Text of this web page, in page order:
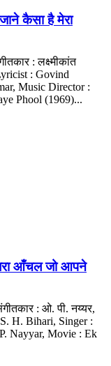
कैसा है मेरा
: लक्ष्मीकांत
: Govind
Music Director :
Phool (1969)...
आँचल जो आपने
: ओ. पी. नय्यर,
H. Bihari, Singer :
Nayyar, Movie : Ek